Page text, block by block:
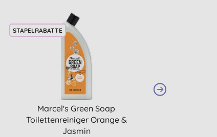
STAPELRABATTE
Marcel's Green Soap
Toilettenreiniger Orange &
Jasmin